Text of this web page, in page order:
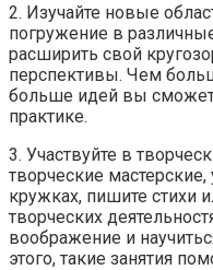
2. Изучайте новые
погружение в
расширить свой
перспективы. Чем
больше идей вы
практике.
3. Участвуйте в
творческие
кружках, пишите стихи
творческих
воображение и
этого, такие занятия